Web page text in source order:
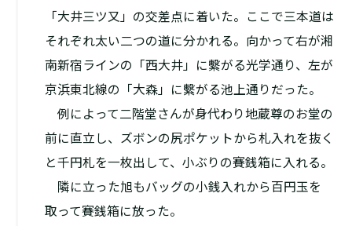
「大井三ツ又」の交差点に着いた。ここで三本道は
それぞれ太い二つの道に分かれる。向かって右が湘
南新宿ラインの「西大井」に繫がる光学通り、左が
京浜東北線の「大森」に繫がる池上通りだった。
例によって二階堂さんが身代わり地蔵尊のお堂の
前に直立し、ズボンの尻ポケットから札入れを抜く
と千円札を一枚出して、小ぶりの賽銭箱に入れる。
隣に立った旭もバッグの小銭入れから百円玉を
取って賽銭箱に放った。